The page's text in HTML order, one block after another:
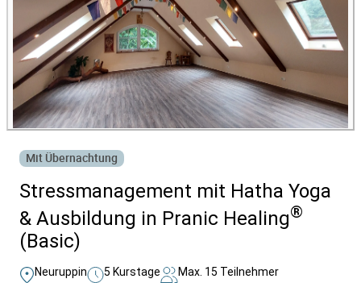
Mit Übernachtung
Stressmanagement mit Hatha Yoga
& Ausbildung in Pranic Healing®
(Basic)
Neuruppin 5 Kurstage Max. 15 Teilnehmer